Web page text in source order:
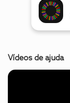
Vídeos de ajuda